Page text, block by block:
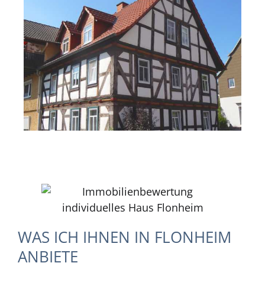
WAS ICH IHNEN IN FLONHEIM
ANBIETE